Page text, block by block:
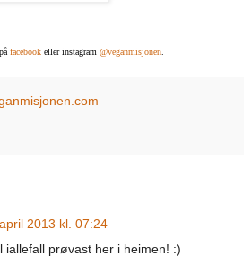
facebook eller instagram @veganmisjonen
2013 kl. 07:24
iallefall prøvast her i heimen! :)